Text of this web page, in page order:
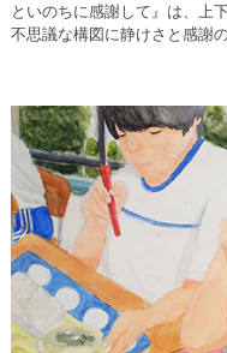
といのちに感謝して』は、上
不思議な構図に静けさと感謝